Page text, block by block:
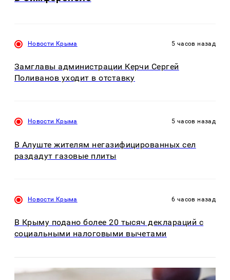
Новости Крыма 5 часов назад
Замглавы администрации Керчи Сергей
Поливанов уходит в отставку
Новости Крыма 5 часов назад
В Алуште жителям негазифицированных сел
раздадут газовые плиты
Новости Крыма 6 часов назад
В Крыму подано более 20 тысяч деклараций с
социальными налоговыми вычетами